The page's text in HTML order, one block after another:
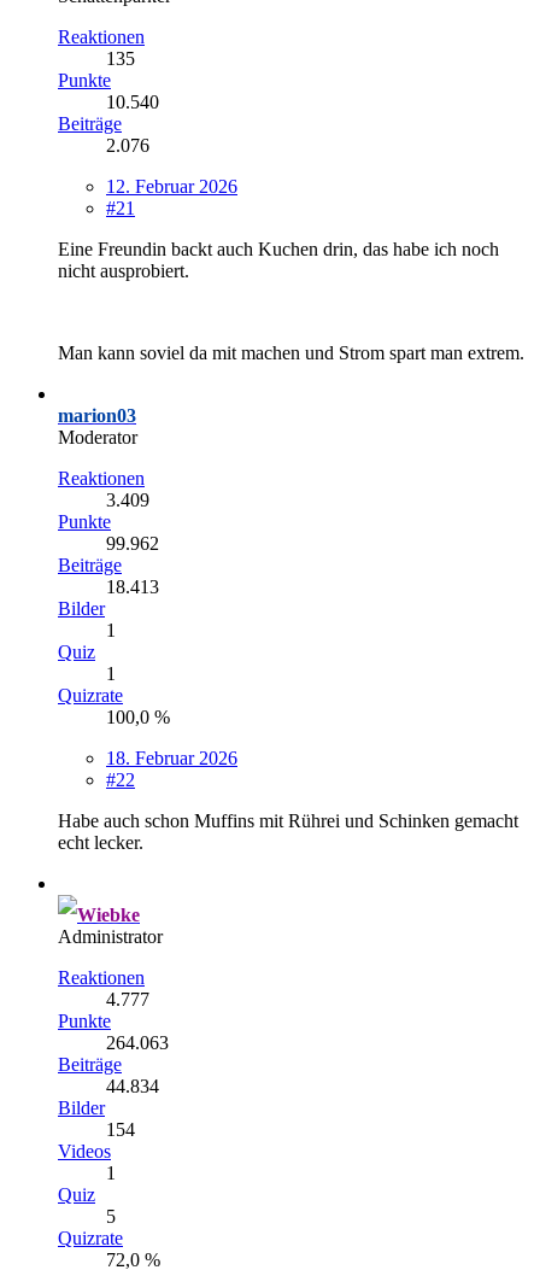
Reaktionen
135
Punkte
10.540
Beiträge
2.076
12. Februar 2026
#21
Eine Freundin backt auch Kuchen drin, das habe ich noch
nicht ausprobiert.
Man kann soviel da mit machen und Strom spart man extrem.
marion03
Moderator
Reaktionen
3.409
Punkte
99.962
Beiträge
18.413
Bilder
1
Quiz
1
Quizrate
100,0 %
18. Februar 2026
#22
Habe auch schon Muffins mit Rührei und Schinken gemacht
echt lecker.
Wiebke
Administrator
Reaktionen
4.777
Punkte
264.063
Beiträge
44.834
Bilder
154
Videos
1
Quiz
5
Quizrate
72,0 %